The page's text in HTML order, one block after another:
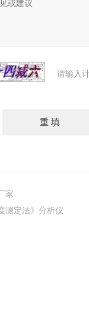
请输入
家
测定法》分析仪